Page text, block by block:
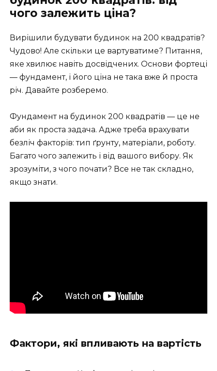
чого залежить ціна?
Вирішили будувати будинок на 200 квадратів?
Чудово! Але скільки це вартуватиме? Питання,
яке хвилює навіть досвідчених. Основи фортеці
— фундамент, і його ціна не така вже й проста
річ. Давайте розберемо.
Фундамент на будинок 200 квадратів — це не
аби як проста задача. Адже треба врахувати
безліч факторів: тип ґрунту, матеріали, роботу.
Багато чого залежить і від вашого вибору. Як
зрозуміти, з чого почати? Все не так складно,
якщо знати.
Фактори, які впливають на вартість